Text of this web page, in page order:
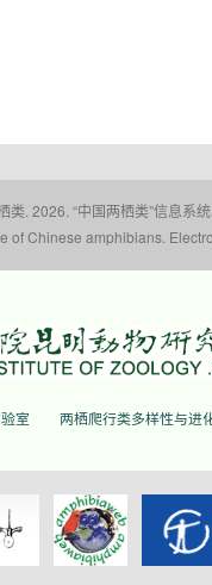
类. 2026. “中国两栖类”信息系
of Chinese amphibians.
室 两栖爬行类多样性与进